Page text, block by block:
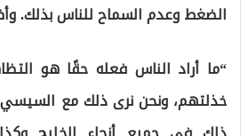
الضغط وعدم السماح للناس بذلك.
“ما أراد الناس فعله حقًا هو
خذلتهم، ونحن نرى ذلك مع